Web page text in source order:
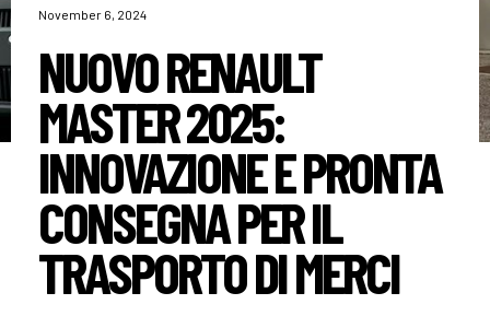
November 6, 2024
NUOVO RENAULT
MASTER 2025:
INNOVAZIONE E PRONTA
CONSEGNA PER IL
TRASPORTO DI MERCI